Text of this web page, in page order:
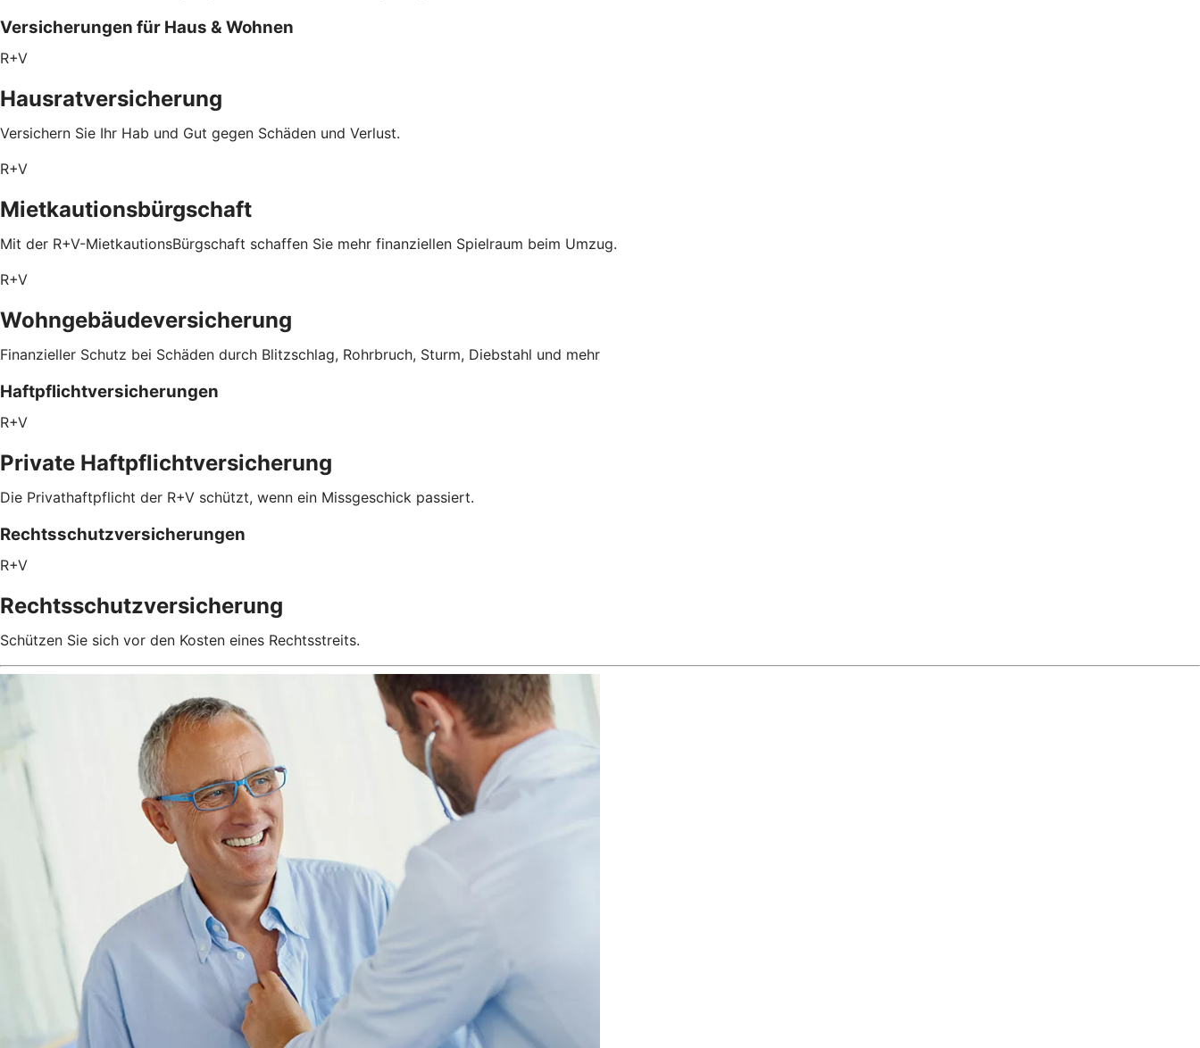
Versicherungen für Haus & Wohnen
R+V
Hausratversicherung
Versichern Sie Ihr Hab und Gut gegen Schäden und Verlust.
R+V
Mietkautionsbürgschaft
Mit der R+V-MietkautionsBürgschaft schaffen Sie mehr finanziellen Spielraum beim Umzug.
R+V
Wohngebäudeversicherung
Finanzieller Schutz bei Schäden durch Blitzschlag, Rohrbruch, Sturm, Diebstahl und mehr
Haftpflichtversicherungen
R+V
Private Haftpflichtversicherung
Die Privathaftpflicht der R+V schützt, wenn ein Missgeschick passiert.
Rechtsschutzversicherungen
R+V
Rechtsschutzversicherung
Schützen Sie sich vor den Kosten eines Rechtsstreits.